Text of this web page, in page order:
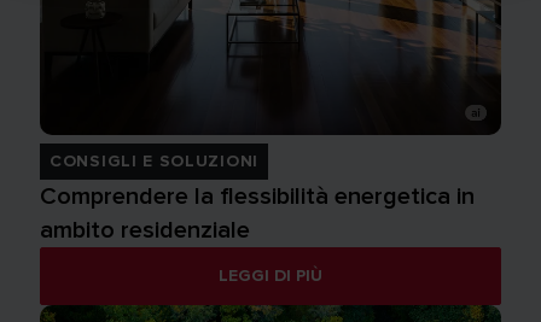
CONSIGLI E SOLUZIONI
Comprendere la flessibilità energetica in
ambito residenziale
LEGGI DI PIÙ